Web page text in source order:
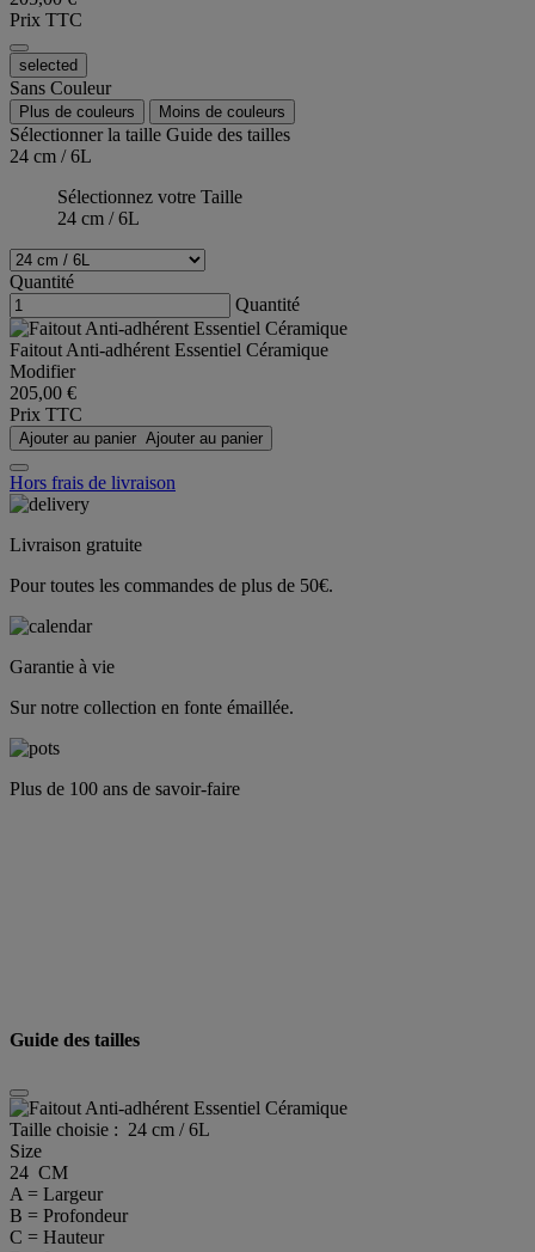
Prix TTC
selected
Sans Couleur
Plus de couleurs Moins de couleurs
Sélectionner la taille Guide des tailles
24 cm / 6L
Sélectionnez votre Taille
24 cm / 6L
Quantité
Quantité
Faitout Anti-adhérent Essentiel Céramique
Modifier
205,00 €
Prix TTC
Ajouter au panier Ajouter au panier
Hors frais de livraison
Livraison gratuite
Pour toutes les commandes de plus de 50€.
Garantie à vie
Sur notre collection en fonte émaillée.
Plus de 100 ans de savoir-faire
Guide des tailles
Taille choisie : 24 cm / 6L
Size
24 CM
A = Largeur
B = Profondeur
C = Hauteur